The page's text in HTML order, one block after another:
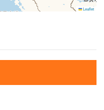
Leaflet